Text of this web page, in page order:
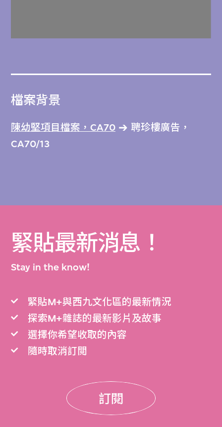
檔案背景
陳幼堅項目檔案，CA70
聘珍樓廣告，
CA70/13
緊貼最新消息！
Stay in the know!
緊貼M+與西九文化區的最新情況
探索M+雜誌的最新影片及故事
選擇你希望收取的內容
隨時取消訂閲
訂閱